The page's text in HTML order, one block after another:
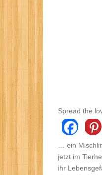
Spread the
… ein
jetzt im
ihr